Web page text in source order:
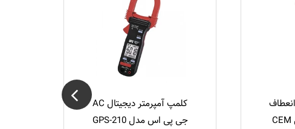
جریان بار سم مدل CEM
کلمپ آمپرمتر دیجیتال AC
جی پی اس مدل GPS-210